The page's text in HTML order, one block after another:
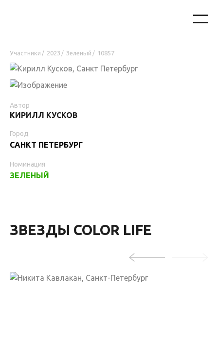
Участники / 2023 / Зеленый / 10857
Автор
КИРИЛЛ КУСКОВ
Город
САНКТ ПЕТЕРБУРГ
Номинация
ЗЕЛЕНЫЙ
ЗВЕЗДЫ COLOR LIFE